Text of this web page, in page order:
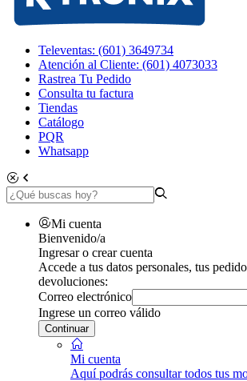
Televentas: (601) 3649734
Atención al Cliente: (601) 4073033
Rastrea Tu Pedido
Consulta tu factura
Tiendas
Catálogo
PQR
Whatsapp
Mi cuenta
Bienvenido/a
Ingresar o crear cuenta
Accede a tus datos personales, tus
devoluciones:
Correo electrónico
Ingrese un correo válido
Continuar
Mi cuenta
Aquí podrás consultar todos tus